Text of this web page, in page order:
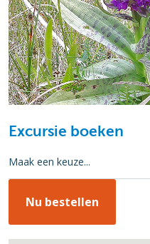
Excursie boeken